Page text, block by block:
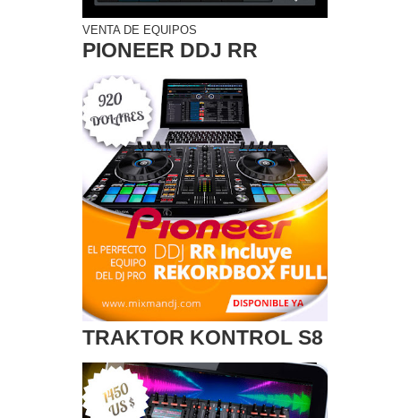
VENTA DE EQUIPOS
PIONEER DDJ RR
TRAKTOR KONTROL S8